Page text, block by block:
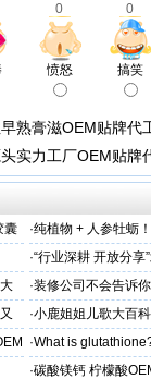
0 0
愤怒 搞笑
熟膏滋OEM贴牌代
实力工厂OEM贴牌
囊 ·纯植物 + 人参牡蛎
力保驾护航
·“行业深耕 开放分
·装修公司不会告诉
·小鹿姐姐儿歌大百科
·What is
·碳酸镁钙 柠檬酸